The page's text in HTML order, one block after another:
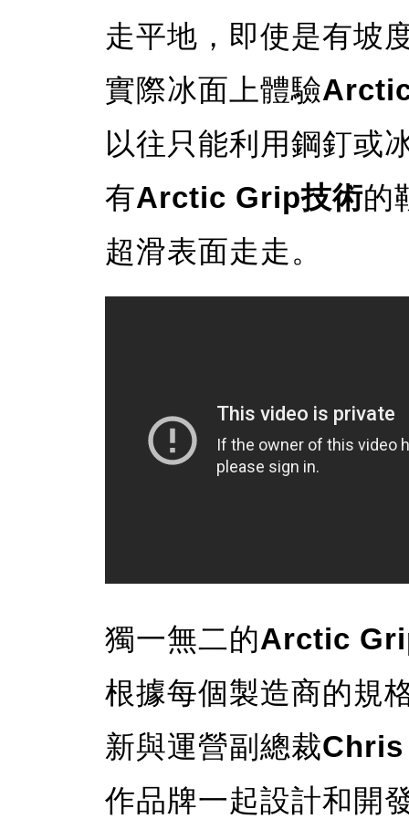
走平地，即使是有坡
實際冰面上體驗
以往只能利用鋼釘或
有Arctic Grip技術的
超滑表面走走。
獨一無二的Arctic
根據每個製造商的規
新與運營副總裁Chris
作品牌一起設計和開